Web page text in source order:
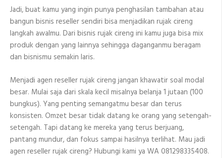
Jadi, buat kamu yang ingin punya penghasilan tambahan atau
bangun bisnis reseller sendiri bisa menjadikan rujak cireng
langkah awalmu. Dari bisnis rujak cireng ini kamu juga bisa mix
produk dengan yang lainnya sehingga daganganmu beragam
dan bisnismu semakin laris.
Menjadi agen reseller rujak cireng jangan khawatir soal modal
besar. Mulai saja dari skala kecil misalnya belanja 1 jutaan (100
bungkus). Yang penting semangatmu besar dan terus
konsisten. Omzet besar tidak datang ke orang yang setengah-
setengah. Tapi datang ke mereka yang terus berjuang,
pantang mundur, dan fokus sampai hasilnya terlihat. Mau jadi
agen reseller rujak cireng? Hubungi kami ya WA 081298335408.